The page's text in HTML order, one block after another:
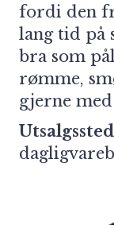
fordi den
lang tid på
bra som
rømme,
gjerne
Utsalgssted